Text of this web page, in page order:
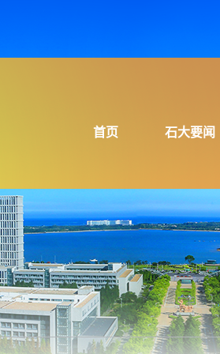
首页 石大要闻